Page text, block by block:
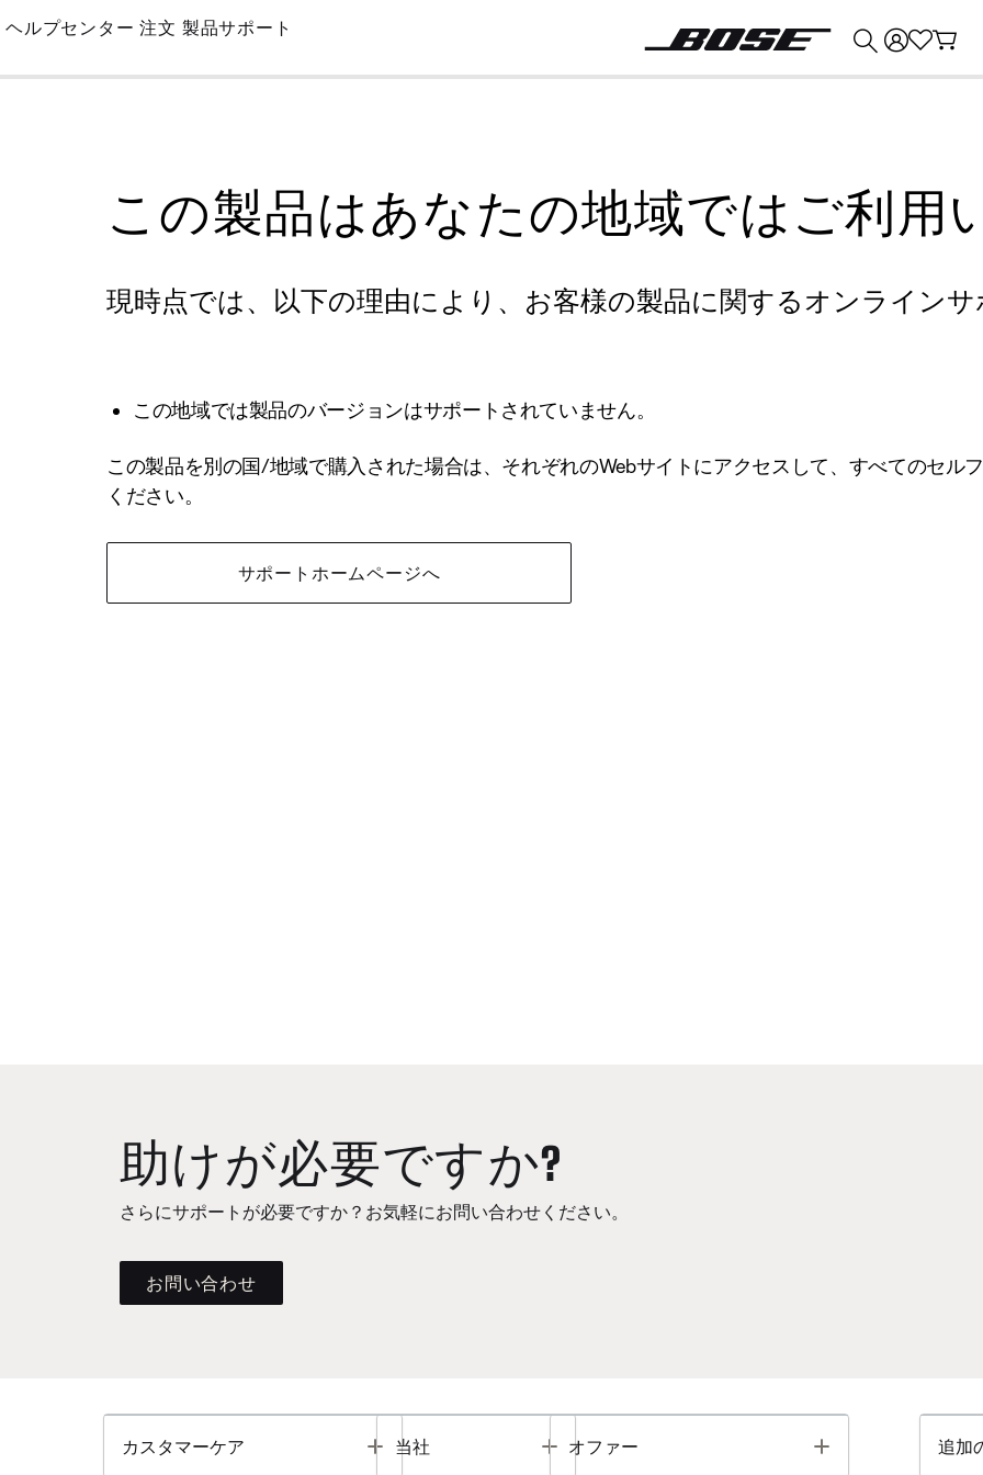
Skip
Main
ヘルプセンター 注文 製品サポート
この製品はあなたの地域ではご利用
現時点では、以下の理由により、お客様の製品に関するオンライン
この地域では製品のバージョンはサポートされていません。
この製品を別の国/地域で購入された場合は、それぞれのWebサイトにアクセスして、すべてのセル
ください。
サポートホームページへ
助けが必要ですか?
さらにサポートが必要ですか？お気軽にお問い合わせください。
お問い合わせ
カスタマーケア Toggle
当社 Toggle
オファー Toggle 追加